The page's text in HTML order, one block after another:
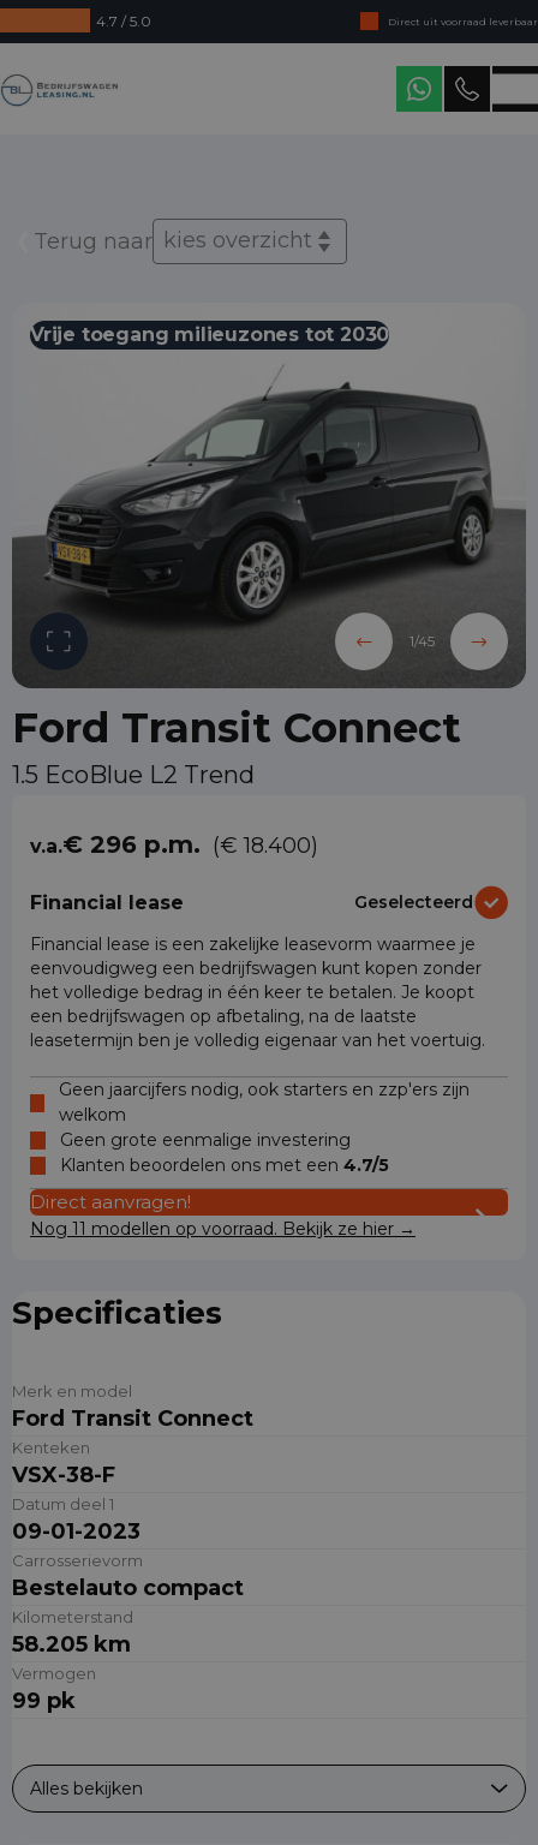
4.7 / 5.0
Direct uit voorraad leverbaar
Levering in heel Nederland
Terug naar kies overzicht
Vrije toegang milieuzones tot 2030
1/45
Ford Transit Connect
1.5 EcoBlue L2 Trend
v.a.€ 296 p.m. (€ 18.400)
Financial lease
Geselecteerd
Financial lease is een zakelijke leasevorm waarmee je
eenvoudigweg een bedrijfswagen kunt kopen zonder
het volledige bedrag in één keer te betalen. Je koopt
een bedrijfswagen op afbetaling, na de laatste
leasetermijn ben je volledig eigenaar van het voertuig.
Geen jaarcijfers nodig, ook starters en zzp'ers zijn
welkom
Geen grote eenmalige investering
Klanten beoordelen ons met een 4.7/5
Direct aanvragen!
Nog 11 modellen op voorraad. Bekijk ze hier →
Specificaties
Merk en model
Ford Transit Connect
Kenteken
VSX-38-F
Datum deel 1
09-01-2023
Carrosserievorm
Bestelauto compact
Kilometerstand
58.205 km
Vermogen
99 pk
Alles bekijken